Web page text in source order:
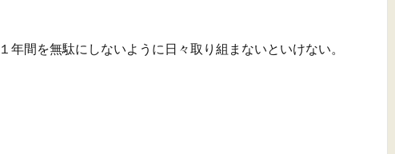
年間を無駄にしないように日々取り組まないといけない。